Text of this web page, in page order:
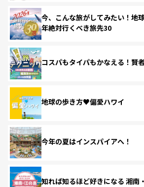
今、こんな旅がしてみたい！地
年絶対行くべき旅先30
コスパもタイパもかなえる！賢
地球の歩き方♥偏愛ハワイ
今年の夏はインスパイアへ！
知れば知るほど好きになる 湘南